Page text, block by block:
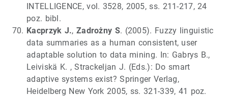
INTELLIGENCE, vol. 3528, 2005, ss. 211-217, 24
poz. bibl.
Kacprzyk J., Zadrożny S. (2005). Fuzzy linguistic
data summaries as a human consistent, user
adaptable solution to data mining. In: Gabrys B.,
Leiviskä K. , Strackeljan J. (Eds.): Do smart
adaptive systems exist? Springer Verlag,
Heidelberg New York 2005, ss. 321-339, 41 poz.